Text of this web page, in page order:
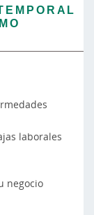
laborales
negocio